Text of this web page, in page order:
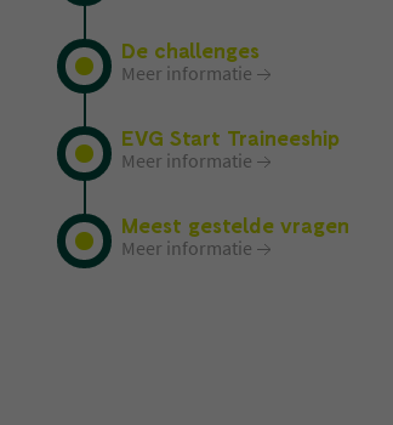
De challenges
Meer informatie
EVG Start Traineeship
Meer informatie
Meest gestelde vragen
Meer informatie